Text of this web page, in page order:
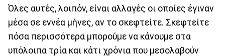
Όλες αυτές, λοιπόν, είναι αλλαγές οι οποίες έγιναν
μέσα σε εννέα μήνες, αν το σκεφτείτε. Σκεφτείτε
πόσα περισσότερα μπορούμε να κάνουμε στα
υπόλοιπα τρία και κάτι χρόνια που μεσολαβούν